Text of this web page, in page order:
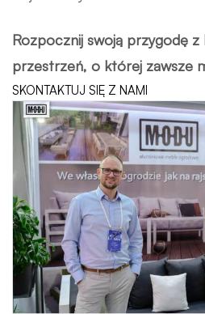
Rozpocznij swoją przygodę
przestrzeń, o której zawsze
SKONTAKTUJ SIĘ Z NAMI